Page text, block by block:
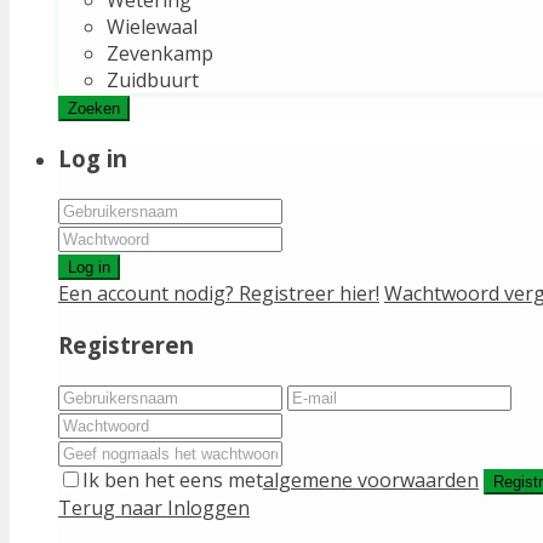
Wielewaal
Zevenkamp
Zuidbuurt
Zoeken
Log in
Log in
Een account nodig? Registreer hier! Wachtwoord
Registreren
Ik ben het eens metalgemene voorwaarden
Terug naar Inloggen